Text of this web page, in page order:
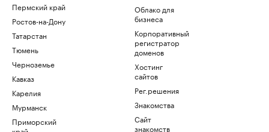
Пермский край
Ростов-на-Дону
Татарстан
Тюмень
Черноземье
Кавказ
Карелия
Мурманск
Приморский
Облако для
бизнеса
Корпоративный
регистратор
доменов
Хостинг
сайтов
Рег.решения
Знакомства
Сайт
знакомств